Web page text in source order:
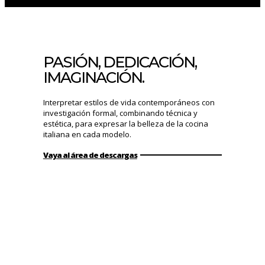
PASIÓN, DEDICACIÓN,
IMAGINACIÓN.
Interpretar estilos de vida contemporáneos con
investigación formal, combinando técnica y
estética, para expresar la belleza de la cocina
italiana en cada modelo.
Vaya al área de descargas